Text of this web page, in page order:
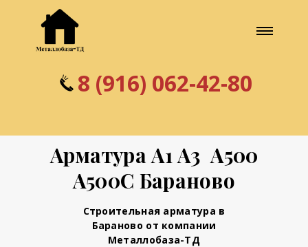
8 (916) 062-42-80
Арматура А1 А3 А500
А500С Бараново
Строительная арматура в
Бараново от компании
Металлобаза-ТД